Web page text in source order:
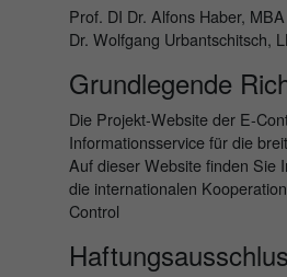
Prof. DI Dr. Alfons Haber, MBA
Dr. Wolfgang Urbantschitsch,
Grundlegende
Die Projekt-Website der E-
Informationsservice für die
Auf dieser Website finden Sie
die internationalen
Control